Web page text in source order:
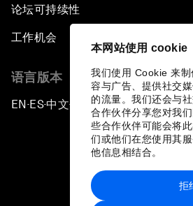
本网站使用 cookie
我们使用 Cookie 来
容与广告、提供社交
的流量。我们还会与
合作伙伴分享您对我
些合作伙伴可能会将
们或他们在您使用其
他信息相结合。
拒
论坛可持续性
工作机会
语言版本
EN ▪ES▪中文▪ 日本語